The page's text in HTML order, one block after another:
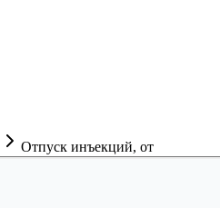
Отпуск инъекций, от